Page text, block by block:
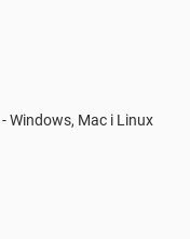
Windows, Mac i Linux